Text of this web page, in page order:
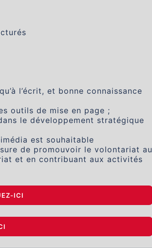
l’écrit, et bonne connaissance
outils de mise en page ;
le développement stratégique
est souhaitable
de promouvoir le volontariat au
et en contribuant aux activités
ICI